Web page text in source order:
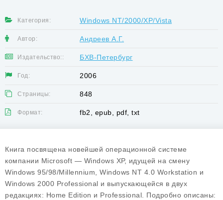
Категория: Windows NT/2000/XP/Vista
Автор: Андреев А.Г.
Издательство:: БХВ-Петербург
Год: 2006
Страницы: 848
Формат: fb2, epub, pdf, txt
Книга посвящена новейшей операционной системе
компании Microsoft — Windows ХР, идущей на смену
Windows 95/98/Millennium, Windows NT 4.0 Workstation и
Windows 2000 Professional и выпускающейся в двух
редакциях: Home Edition и Professional. Подробно описаны: